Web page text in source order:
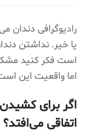
رادیوگرافی دندان
یا خیر. نداشتن
است فکر کنید
اما واقعیت این
اگر برای
اتفاقی می‌افتد؟